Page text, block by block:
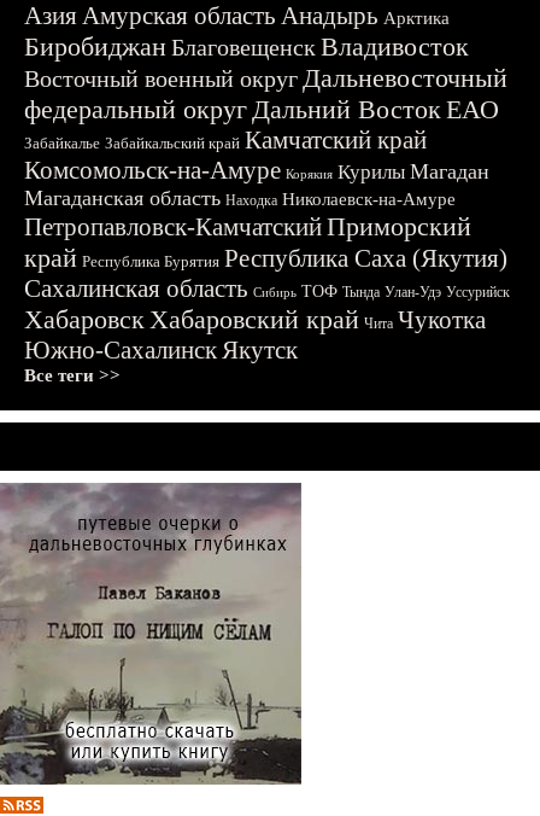
АзияАмурская область Анадырь Арктика
БиробиджанБлаговещенскВладивосток
Восточный военный округДальневосточный
федеральный округДальний ВостокЕАО
Забайкалье Забайкальский край Камчатский край
Комсомольск-на-Амуре Корякия Курилы Магадан
Магаданская область Находка Николаевск-на-Амуре
Петропавловск-КамчатскийПриморский
край Республика Бурятия Республика Саха (Якутия)
Сахалинская область Сибирь ТОФ Тында Улан-Удэ Уссурийск
ХабаровскХабаровский край Чита Чукотка
Южно-СахалинскЯкутск
Все теги >>